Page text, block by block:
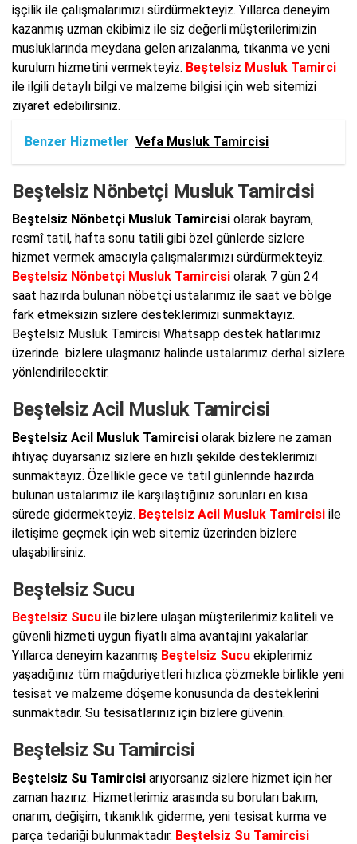
işçilik ile çalışmalarımızı sürdürmekteyiz. Yıllarca deneyim
kazanmış uzman ekibimiz ile siz değerli müşterilerimizin
musluklarında meydana gelen arızalanma, tıkanma ve yeni
kurulum hizmetini vermekteyiz. Beştelsiz Musluk Tamirci
ile ilgili detaylı bilgi ve malzeme bilgisi için web sitemizi
ziyaret edebilirsiniz.
Benzer Hizmetler Vefa Musluk Tamircisi
Beştelsiz Nönbetçi Musluk Tamircisi
Beştelsiz Nönbetçi Musluk Tamircisi olarak bayram,
resmî tatil, hafta sonu tatili gibi özel günlerde sizlere
hizmet vermek amacıyla çalışmalarımızı sürdürmekteyiz.
Beştelsiz Nönbetçi Musluk Tamircisi olarak 7 gün 24
saat hazırda bulunan nöbetçi ustalarımız ile saat ve bölge
fark etmeksizin sizlere desteklerimizi sunmaktayız.
Beştelsiz Musluk Tamircisi Whatsapp destek hatlarımız
üzerinde bizlere ulaşmanız halinde ustalarımız derhal sizlere
yönlendirilecektir.
Beştelsiz Acil Musluk Tamircisi
Beştelsiz Acil Musluk Tamircisi olarak bizlere ne zaman
ihtiyaç duyarsanız sizlere en hızlı şekilde desteklerimizi
sunmaktayız. Özellikle gece ve tatil günlerinde hazırda
bulunan ustalarımız ile karşılaştığınız sorunları en kısa
sürede gidermekteyiz. Beştelsiz Acil Musluk Tamircisi ile
iletişime geçmek için web sitemiz üzerinden bizlere
ulaşabilirsiniz.
Beştelsiz Sucu
Beştelsiz Sucu ile bizlere ulaşan müşterilerimiz kaliteli ve
güvenli hizmeti uygun fiyatlı alma avantajını yakalarlar.
Yıllarca deneyim kazanmış Beştelsiz Sucu ekiplerimiz
yaşadığınız tüm mağduriyetleri hızlıca çözmekle birlikle yeni
tesisat ve malzeme döşeme konusunda da desteklerini
sunmaktadır. Su tesisatlarınız için bizlere güvenin.
Beştelsiz Su Tamircisi
Beştelsiz Su Tamircisi arıyorsanız sizlere hizmet için her
zaman hazırız. Hizmetlerimiz arasında su boruları bakım,
onarım, değişim, tıkanıklık giderme, yeni tesisat kurma ve
parça tedariği bulunmaktadır. Beştelsiz Su Tamircisi